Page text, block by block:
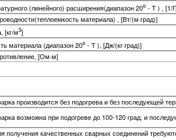
(линейного) расширения(диапазон 20o - T ) , [1/
материала) , [Вт/(м·град)]
[кг/м3]
материала (диапазон 20o - T ), [Дж/(кг·град)]
[Ом·м]
производится без подогрева и без последующей
возможна при подогреве до 100-120 град. и
получения качественных сварных соединений